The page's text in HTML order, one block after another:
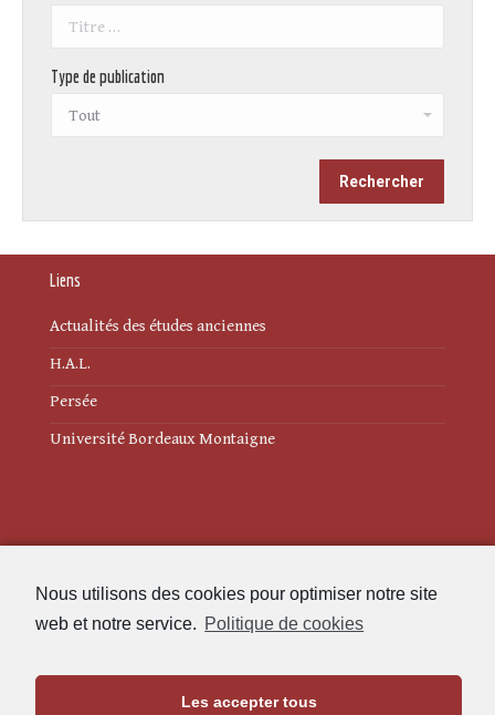
Nous utilisons des cookies pour optimiser notre site
web et notre service. Politique de cookies
Les accepter tous
Type de publication
Liens
Actualités des études anciennes
H.A.L.
Persée
Université Bordeaux Montaigne
Politique de cookies (UE)